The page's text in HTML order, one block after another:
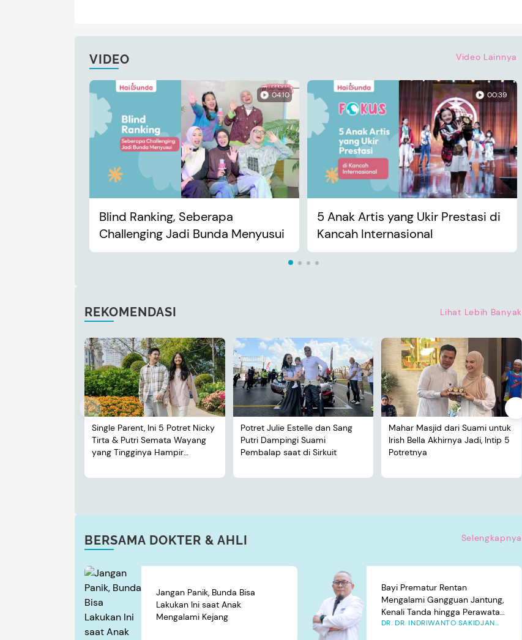
VIDEO Video Lainnya
Blind Ranking, Seberapa
Challenging Jadi Bunda Menyusui
04:10
5 Anak Artis yang Ukir Prestasi di
Kancah Internasional
00:39
REKOMENDASI Lihat Lebih Banyak
Single Parent, Ini 5 Potret Nicky
Tirta & Putri Semata Wayang
yang Tingginya Hampir
Potret Julie Estelle dan Sang
Putri Dampingi Suami
Pembalap saat di Sirkuit
Mahar Masjid dari Suami untuk
Irish Bella Akhirnya Jadi, Intip 5
Potretnya
BERSAMA DOKTER & AHLI Selengkapnya
Jangan Panik, Bunda Bisa
Lakukan Ini saat Anak
Mengalami Kejang
Bayi Prematur Rentan
Mengalami Gangguan Jantung,
Kenali Tanda hingga Perawatan
yang Tepat
DR. DR. INDRIWANTO SAKIDJAN